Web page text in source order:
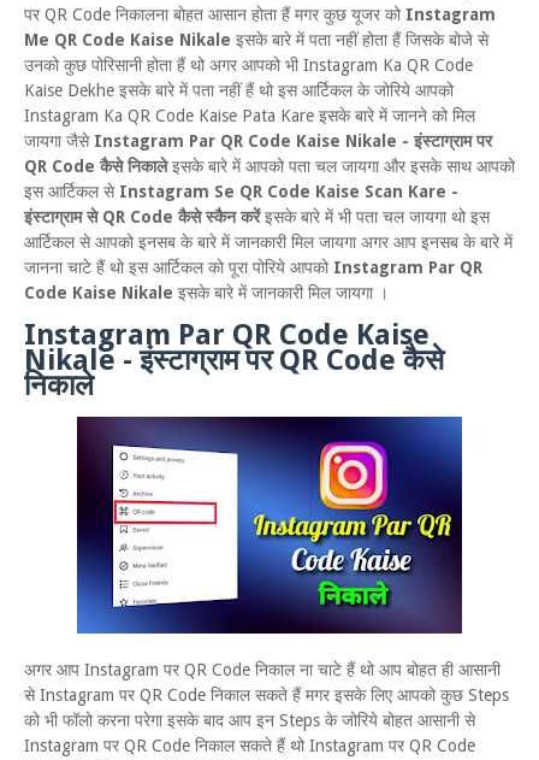
पर QR Code निकालना बोहत आसान होता हैं मगर कुछ यूजर को Instagram
Me QR Code Kaise Nikale इसके बारे में पता नहीं होता हैं जिसके बोजे से
उनको कुछ पोरिसानी होता हैं थो अगर आपको भी Instagram Ka QR Code
Kaise Dekhe इसके बारे में पता नहीं हैं थो इस आर्टिकल के जोरिये आपको
Instagram Ka QR Code Kaise Pata Kare इसके बारे में जानने को मिल
जायगा जैसे Instagram Par QR Code Kaise Nikale - इंस्टाग्राम पर
QR Code कैसे निकालेइसके बारे में आपको पता चल जायगा और इसके साथ आपको
इस आर्टिकल से Instagram Se QR Code Kaise Scan Kare -
इंस्टाग्राम से QR Code कैसे स्कैन करेंइसके बारे में भी पता चल जायगा थो इस
आर्टिकल से आपको इनसब के बारे में जानकारी मिल जायगा अगर आप इनसब के बारे में
जानना चाटे हैं थो इस आर्टिकल को पूरा पोरिये आपको Instagram Par QR
Code Kaise Nikale इसके बारे में जानकारी मिल जायगा ।
Instagram Par QR Code Kaise
Nikale - इंस्टाग्राम पर QR Code कैसे
निकाले
अगर आप Instagram पर QR Code निकाल ना चाटे हैं थो आप बोहत ही आसानी
से Instagram पर QR Code निकाल सकते हैं मगर इसके लिए आपको कुछ Steps
को भी फॉलो करना परेगा इसके बाद आप इन Steps के जोरिये बोहत आसानी से
Instagram पर QR Code निकाल सकते हैं थो Instagram पर QR Code